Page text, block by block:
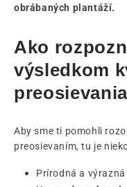
obrábaných plantáží.
Ako
výsledkom
Aby sme ti pomohli
preosievaním, tu je
Prírodná a